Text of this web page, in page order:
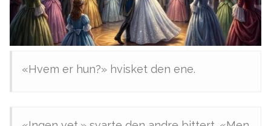
«Hvem er hun?» hvisket den ene.